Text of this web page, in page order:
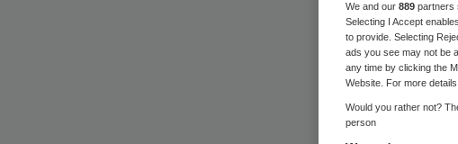
We and our 889 partners
Selecting I Accept
to provide. Selecting
ads you see may not be
any time by clicking the
Website. For more
Would you rather not?
person